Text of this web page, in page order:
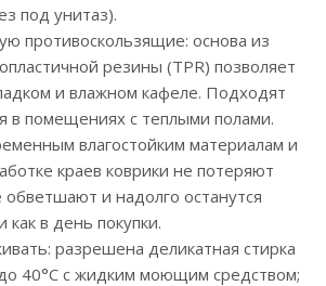
под унитаз).
противоскользящие: основа из
резины (TPR) позволяет
и влажном кафеле. Подходят
в помещениях с теплыми полами.
влагостойким материалам и
краев коврики не потеряют
обветшают и надолго останутся
в день покупки.
разрешена деликатная стирка
40°С с жидким моющим средством;